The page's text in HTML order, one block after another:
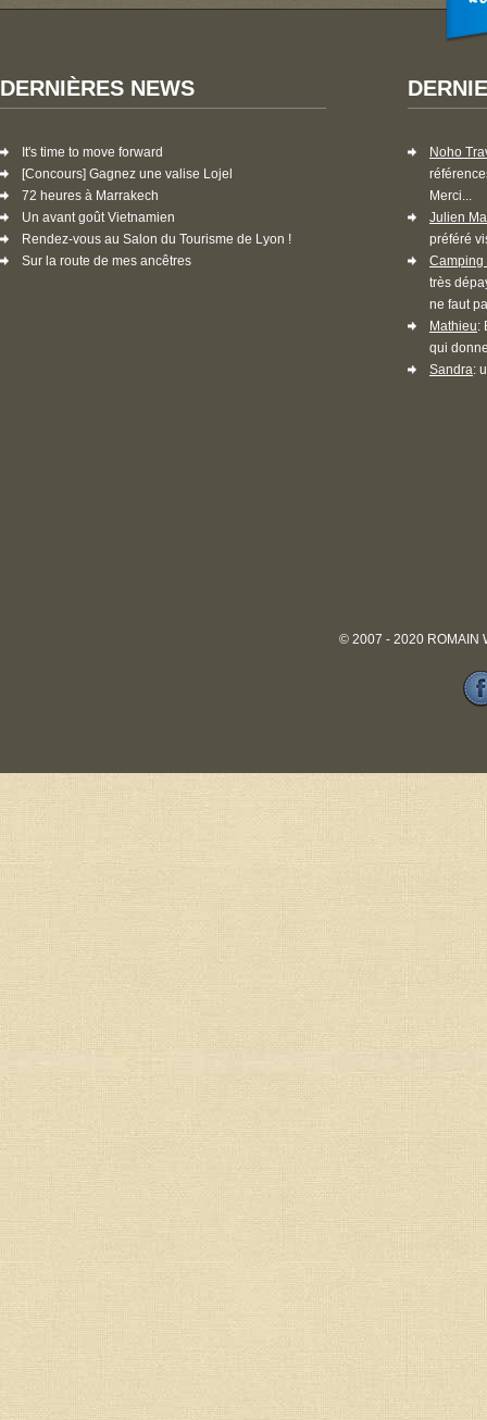
DERNIÈRES NEWS
It's time to move forward
[Concours] Gagnez une valise Lojel
72 heures à Marrakech
Un avant goût Vietnamien
Rendez-vous au Salon du Tourisme de Lyon !
Sur la route de mes ancêtres
Noho
Merci...
Julien
préféré
Camping
très
ne faut
Mathieu:
qui
Sandra:
© 2007 - 2020 ROMAIN